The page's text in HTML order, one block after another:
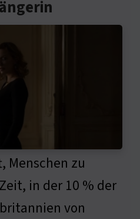
Menschen zu
in der 10 % der
von